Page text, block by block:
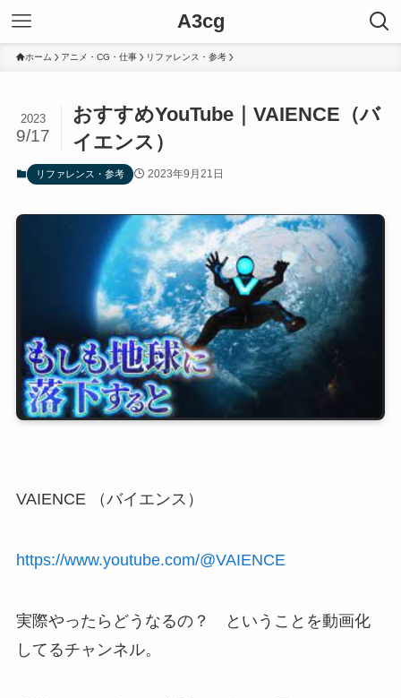
A3cg
ホーム アニメ・CG・仕事 リファレンス・参考
おすすめYouTube｜VAIENCE（バ
イエンス）
2023
9/17
リファレンス・参考 2023年9月21日
VAIENCE （バイエンス）
https://www.youtube.com/@VAIENCE
実際やったらどうなるの？ ということを動画化
してるチャンネル。